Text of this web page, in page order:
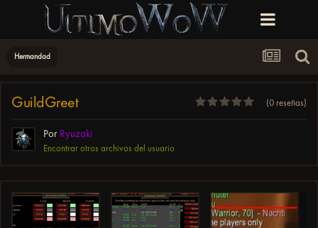
Hermandad
GuildGreet (0 reseñas)
Por Ryuzaki
Encontrar otros archivos del usuario